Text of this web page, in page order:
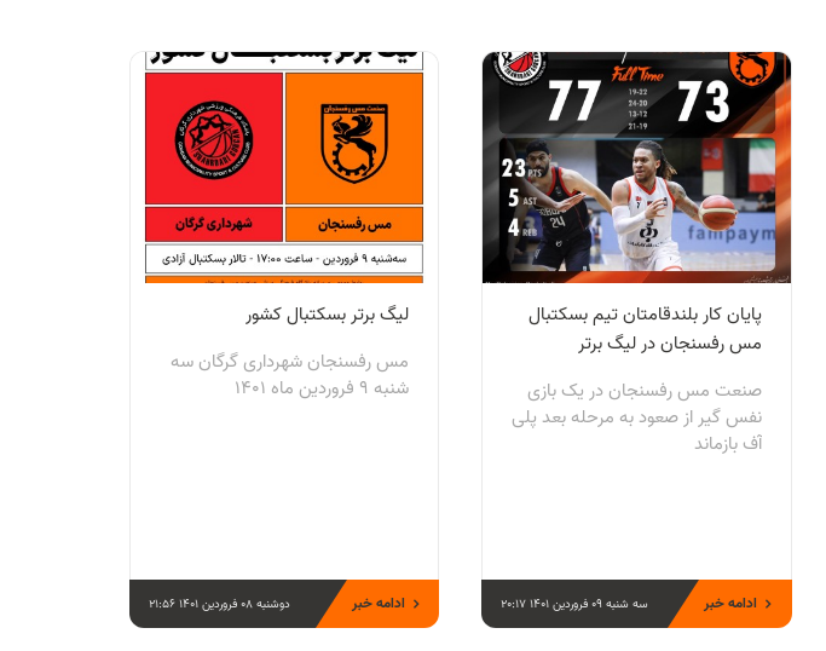
پايان كار بلندقامتان تيم بسكتبال
مس رفسنجان در ليگ برتر
صنعت مس رفسنجان در یک بازی
نفس گیر از صعود به مرحله بعد پلی
آف بازماند
سه شنبه 09 فروردین 1401 20:17 ادامه خبر
لیگ برتر بسکتبال کشور
مس رفسنجان شهرداری گرگان سه
شنبه 9 فروردین ماه 1401
دوشنبه 08 فروردین 1401 21:56 ادامه خبر